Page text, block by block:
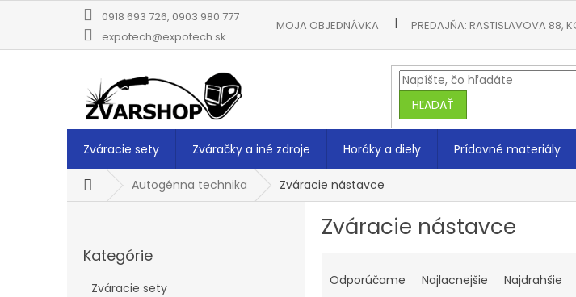
0918 693 726, 0903 980 777
expotech@expotech.sk
MOJA OBJEDNÁVKA PREDAJŇA: RASTISLAVOVA 88,
HĽADAŤ
Zváracie sety Zváračky a iné zdroje Horáky a diely Prídavné materiály
DomovAutogénna technika Zváracie nástavce
kategórie
Kategórie
Zváracie sety
Zváracie nástavce
aOdporúčame Najlacnejšie Najdrahšie